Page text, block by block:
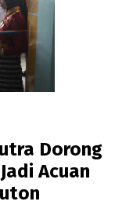
Dorong
Acuan